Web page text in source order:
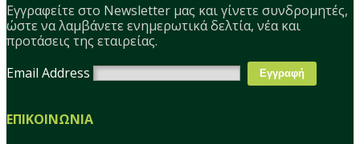
Εγγραφείτε στο Νewsletter μας και γίνετε συνδρομητές,
ώστε να λαμβάνετε ενημερωτικά δελτία, νέα και
προτάσεις της εταιρείας.
Email Address
ΕΠΙΚΟΙΝΩΝΙΑ